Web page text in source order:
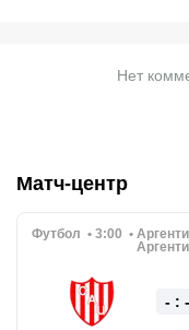
Нет
Матч-центр
Футбол 3:00
- : -